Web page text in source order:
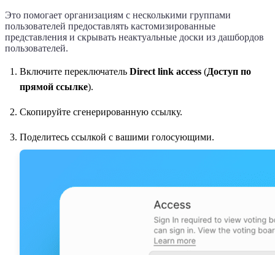
Это помогает организациям с несколькими группами
пользователей предоставлять кастомизированные
представления и скрывать неактуальные доски из дашбордов
пользователей.
Включите переключатель Direct link access (Доступ по
прямой ссылке).
Скопируйте сгенерированную ссылку.
Поделитесь ссылкой с вашими голосующими.